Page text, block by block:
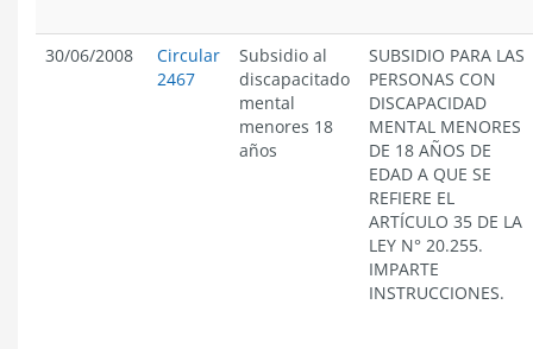
30/06/2008
Circular
2467
Subsidio al
discapacitado
mental
menores 18
años
SUBSIDIO PARA LAS
PERSONAS CON
DISCAPACIDAD
MENTAL MENORES
DE 18 AÑOS DE
EDAD A QUE SE
REFIERE EL
ARTÍCULO 35 DE LA
LEY N° 20.255.
IMPARTE
INSTRUCCIONES.